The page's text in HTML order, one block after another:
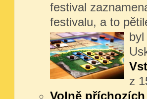
festival
festivalu, a to
z
Volně